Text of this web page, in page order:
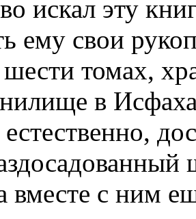
искал эту
ему свои
шести томах,
в
вместе с ним